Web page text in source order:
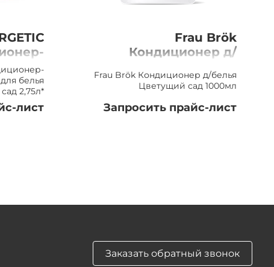
для
сад,
2,75л
белья
2,75л*
лист
Frau Brök
Кондиционер д/
1000мл
Frau Brök Кондиционер д/белья
Цветущий сад 1000мл
Запросить прайс-лист
Заказать обратный звонок